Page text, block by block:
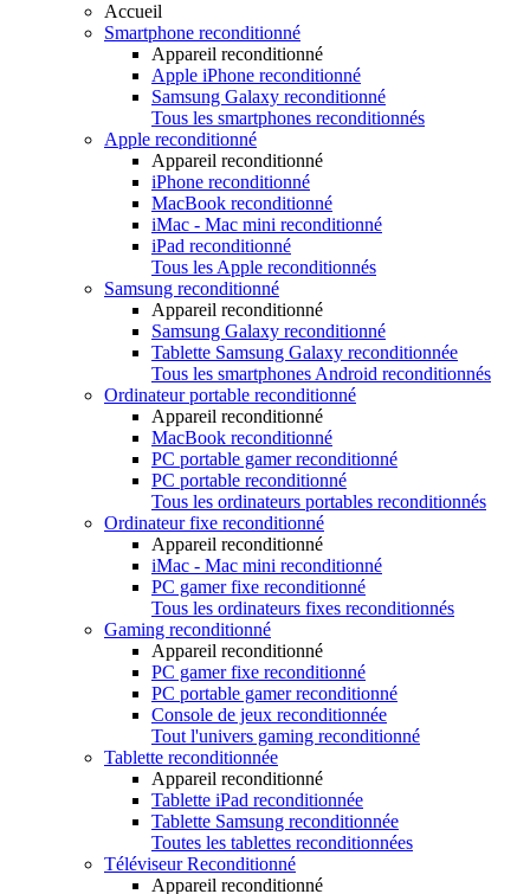
Accueil
Smartphone reconditionné
Appareil reconditionné
Apple iPhone reconditionné
Samsung Galaxy reconditionné
Tous les smartphones reconditionnés
Apple reconditionné
Appareil reconditionné
iPhone reconditionné
MacBook reconditionné
iMac - Mac mini reconditionné
iPad reconditionné
Tous les Apple reconditionnés
Samsung reconditionné
Appareil reconditionné
Samsung Galaxy reconditionné
Tablette Samsung Galaxy reconditionnée
Tous les smartphones Android reconditionnés
Ordinateur portable reconditionné
Appareil reconditionné
MacBook reconditionné
PC portable gamer reconditionné
PC portable reconditionné
Tous les ordinateurs portables reconditionnés
Ordinateur fixe reconditionné
Appareil reconditionné
iMac - Mac mini reconditionné
PC gamer fixe reconditionné
Tous les ordinateurs fixes reconditionnés
Gaming reconditionné
Appareil reconditionné
PC gamer fixe reconditionné
PC portable gamer reconditionné
Console de jeux reconditionnée
Tout l'univers gaming reconditionné
Tablette reconditionnée
Appareil reconditionné
Tablette iPad reconditionnée
Tablette Samsung reconditionnée
Toutes les tablettes reconditionnées
Téléviseur Reconditionné
Appareil reconditionné